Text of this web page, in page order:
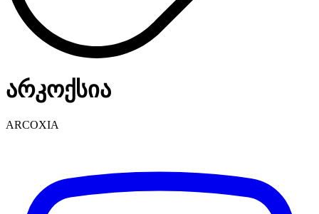
არკოქსია
ARCOXIA